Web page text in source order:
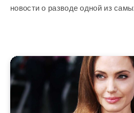
новости о разводе одной из